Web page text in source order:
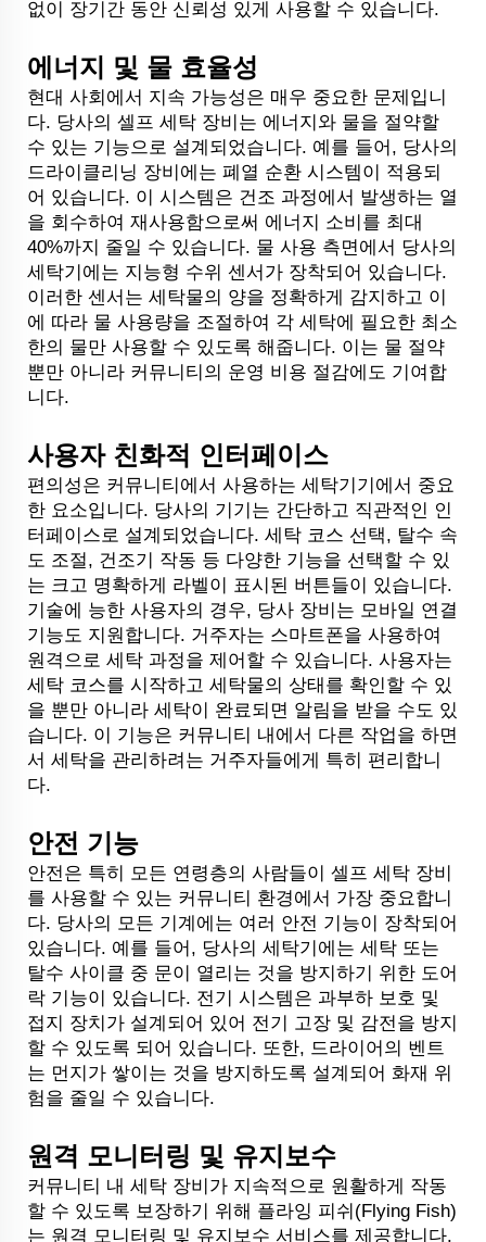
없이 장기간 동안 신뢰성 있게 사용할 수 있습니다.
에너지 및 물 효율성
현대 사회에서 지속 가능성은 매우 중요한 문제입니
다. 당사의 셀프 세탁 장비는 에너지와 물을 절약할
수 있는 기능으로 설계되었습니다. 예를 들어, 당사의
드라이클리닝 장비에는 폐열 순환 시스템이 적용되
어 있습니다. 이 시스템은 건조 과정에서 발생하는 열
을 회수하여 재사용함으로써 에너지 소비를 최대
40%까지 줄일 수 있습니다. 물 사용 측면에서 당사의
세탁기에는 지능형 수위 센서가 장착되어 있습니다.
이러한 센서는 세탁물의 양을 정확하게 감지하고 이
에 따라 물 사용량을 조절하여 각 세탁에 필요한 최소
한의 물만 사용할 수 있도록 해줍니다. 이는 물 절약
뿐만 아니라 커뮤니티의 운영 비용 절감에도 기여합
니다.
사용자 친화적 인터페이스
편의성은 커뮤니티에서 사용하는 세탁기기에서 중요
한 요소입니다. 당사의 기기는 간단하고 직관적인 인
터페이스로 설계되었습니다. 세탁 코스 선택, 탈수 속
도 조절, 건조기 작동 등 다양한 기능을 선택할 수 있
는 크고 명확하게 라벨이 표시된 버튼들이 있습니다.
기술에 능한 사용자의 경우, 당사 장비는 모바일 연결
기능도 지원합니다. 거주자는 스마트폰을 사용하여
원격으로 세탁 과정을 제어할 수 있습니다. 사용자는
세탁 코스를 시작하고 세탁물의 상태를 확인할 수 있
을 뿐만 아니라 세탁이 완료되면 알림을 받을 수도 있
습니다. 이 기능은 커뮤니티 내에서 다른 작업을 하면
서 세탁을 관리하려는 거주자들에게 특히 편리합니
다.
안전 기능
안전은 특히 모든 연령층의 사람들이 셀프 세탁 장비
를 사용할 수 있는 커뮤니티 환경에서 가장 중요합니
다. 당사의 모든 기계에는 여러 안전 기능이 장착되어
있습니다. 예를 들어, 당사의 세탁기에는 세탁 또는
탈수 사이클 중 문이 열리는 것을 방지하기 위한 도어
락 기능이 있습니다. 전기 시스템은 과부하 보호 및
접지 장치가 설계되어 있어 전기 고장 및 감전을 방지
할 수 있도록 되어 있습니다. 또한, 드라이어의 벤트
는 먼지가 쌓이는 것을 방지하도록 설계되어 화재 위
험을 줄일 수 있습니다.
원격 모니터링 및 유지보수
커뮤니티 내 세탁 장비가 지속적으로 원활하게 작동
할 수 있도록 보장하기 위해 플라잉 피쉬(Flying Fish)
는 원격 모니터링 및 유지보수 서비스를 제공합니다.